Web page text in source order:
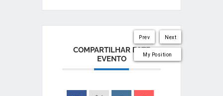
COMPARTILHAR ESTE
EVENTO
Next
Prev
My Position